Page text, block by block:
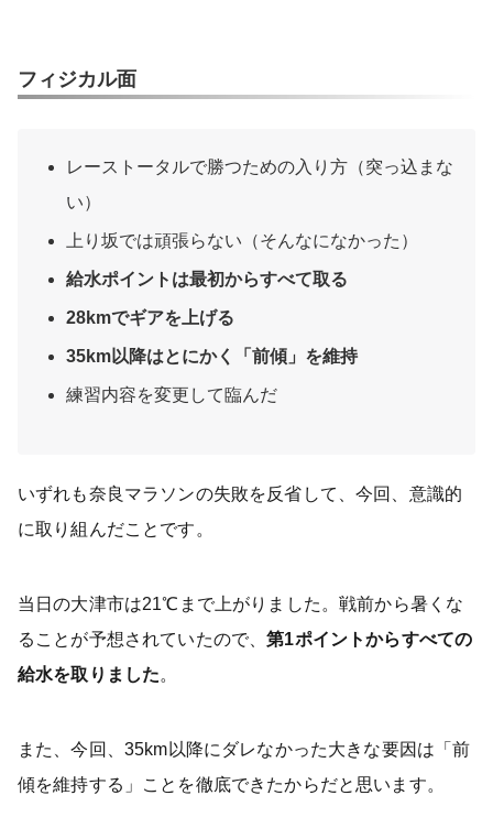
フィジカル面
レーストータルで勝つための入り方（突っ込まな
い）
上り坂では頑張らない（そんなになかった）
給水ポイントは最初からすべて取る
28kmでギアを上げる
35km以降はとにかく「前傾」を維持
練習内容を変更して臨んだ
いずれも奈良マラソンの失敗を反省して、今回、意識的
に取り組んだことです。
当日の大津市は21℃まで上がりました。戦前から暑くな
ることが予想されていたので、第1ポイントからすべての
給水を取りました。
また、今回、35km以降にダレなかった大きな要因は「前
傾を維持する」ことを徹底できたからだと思います。